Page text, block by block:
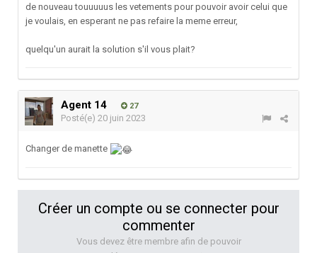
de nouveau touuuuus les vetements pour pouvoir avoir celui que
je voulais, en esperant ne pas refaire la meme erreur,
quelqu'un aurait la solution s'il vous plait?
Agent 14 27
Posté(e) 20 juin 2023
Changer de manette
Créer un compte ou se connecter pour
commenter
Vous devez être membre afin de pouvoir